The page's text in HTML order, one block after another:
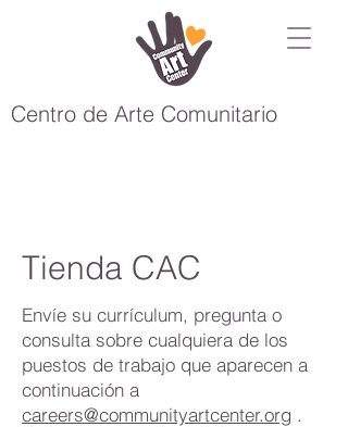
Centro de Arte Comunitario
Tienda CAC
Envíe su currículum, pregunta o
consulta sobre cualquiera de los
puestos de trabajo que aparecen a
continuación a
careers@communityartcenter.org .